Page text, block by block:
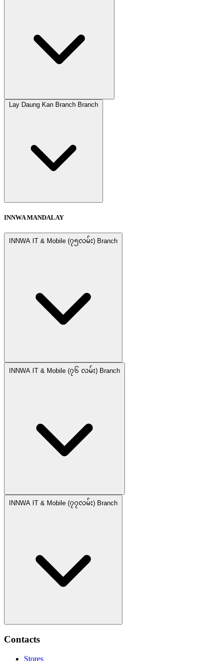
Lay Daung Kan Branch Branch
INNWA MANDALAY
INNWA IT & Mobile (၇၅လမ်း) Branch
INNWA IT & Mobile (၇၆ လမ်း) Branch
INNWA IT & Mobile (၇၇လမ်း) Branch
Contacts
Stores